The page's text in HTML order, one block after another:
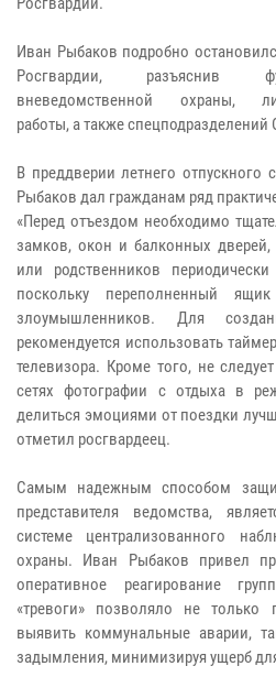
Иван Рыбаков подробно
Росгвардии, разъяснив
вневедомственной охраны,
работы, а также
В преддверии летнего
Рыбаков дал гражданам ряд
«Перед отъездом необходимо
замков, окон и балконных дверей,
или родственников
поскольку переполненный
злоумышленников. Для
рекомендуется использовать
телевизора. Кроме того, не
сетях фотографии с отдыха в
делиться эмоциями от поездки
отметил росгвардеец.
Самым надежным способом
представителя ведомства,
системе централизованного
охраны. Иван Рыбаков привел
оперативное реагирование
«тревоги» позволяло не только
выявить коммунальные аварии,
задымления, минимизируя ущерб